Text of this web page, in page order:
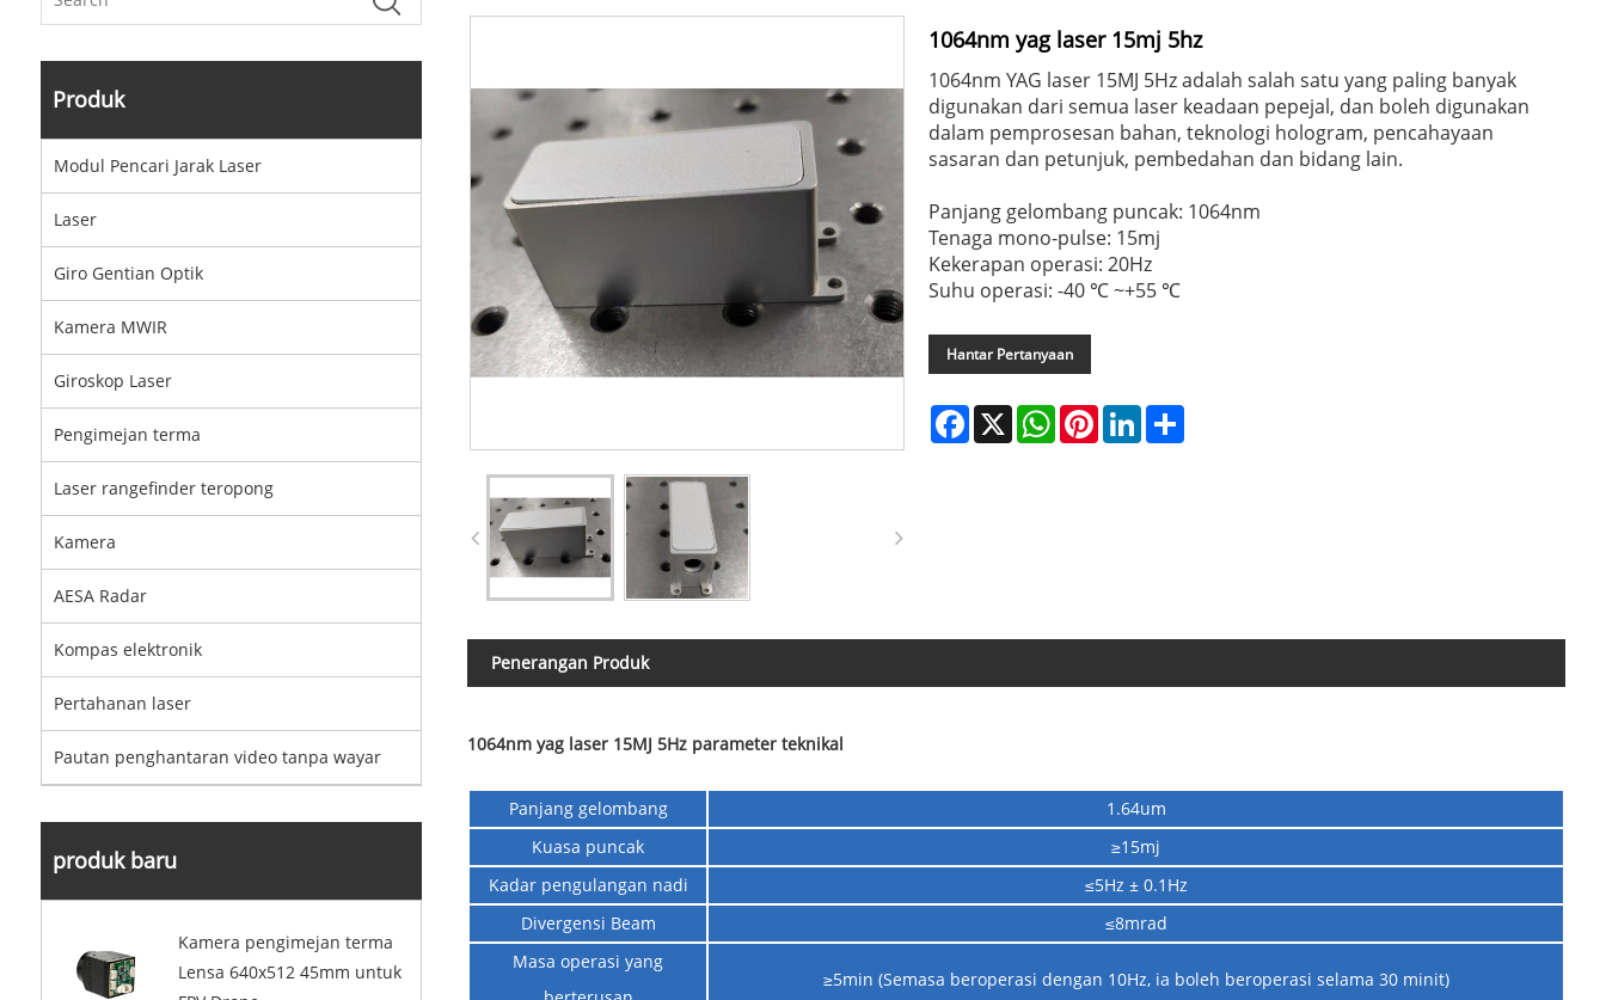
Produk
Modul Pencari Jarak Laser
Laser
Giro Gentian Optik
Kamera MWIR
Giroskop Laser
Pengimejan terma
Laser rangefinder teropong
Kamera
AESA Radar
Kompas elektronik
Pertahanan laser
Pautan penghantaran video tanpa wayar
produk baru
Kamera pengimejan terma
Lensa 640x512 45mm untuk
1064nm yag laser 15mj 5hz
1064nm YAG laser 15MJ 5Hz adalah salah satu yang paling banyak
digunakan dari semua laser keadaan pepejal, dan boleh digunakan
dalam pemprosesan bahan, teknologi hologram, pencahayaan
sasaran dan petunjuk, pembedahan dan bidang lain.
Panjang gelombang puncak: 1064nm
Tenaga mono-pulse: 15mj
Kekerapan operasi: 20Hz
Suhu operasi: -40 ℃ ~+55 ℃
Hantar Pertanyaan
Facebook
X WhatsApp
PinterestLinkedIn
Penerangan Produk
1064nm yag laser 15MJ 5Hz parameter teknikal
Panjang gelombang
1.64um
Kuasa puncak
≥15mj
Kadar pengulangan nadi
≤5Hz ± 0.1Hz
Divergensi Beam
≤8mrad
Masa operasi yang
≥5min (Semasa beroperasi dengan 10Hz, ia boleh beroperasi selama 30 minit)